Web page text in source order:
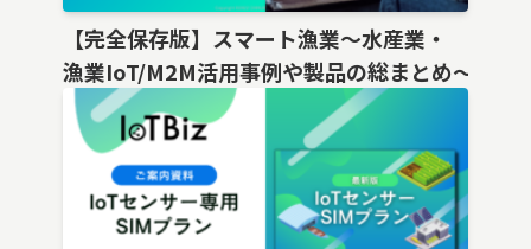
【完全保存版】スマート漁業〜水産業・
漁業IoT/M2M活用事例や製品の総まとめ〜